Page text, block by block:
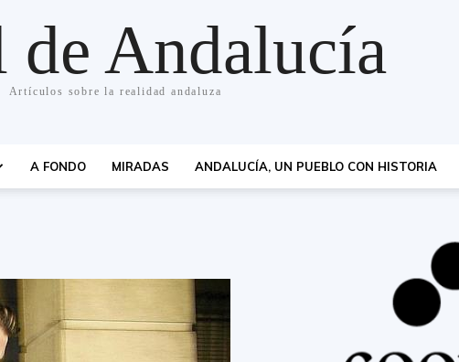
de Andalucía
Artículos sobre la realidad andaluza
A FONDO MIRADAS ANDALUCÍA, UN PUEBLO CON HISTORIA